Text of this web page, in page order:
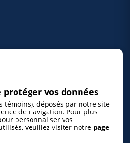
protéger vos données
témoins), déposés par notre site
de navigation. Pour plus
personnaliser vos
veuillez visiter notre page